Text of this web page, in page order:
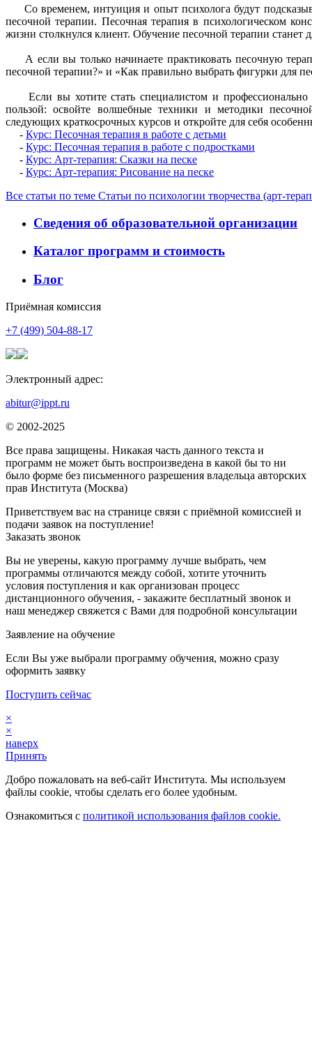
Со временем, интуиция и опыт психолога будут
песочной терапии. Песочная терапия в психологическом
жизни столкнулся клиент. Обучение песочной терапии станет
А если вы только начинаете практиковать песочную
песочной терапии?» и «Как правильно выбрать фигурки для
Если вы хотите стать специалистом и профессионально
пользой: освойте волшебные техники и методики
следующих краткосрочных курсов и откройте для себя
- Курс: Песочная терапия в работе с детьми
- Курс: Песочная терапия в работе с подростками
- Курс: Арт-терапия: Сказки на песке
- Курс: Арт-терапия: Рисование на песке
Все статьи по теме Статьи по психологии творчества (арт-
Сведения об образовательной организации
Каталог программ и стоимость
Блог
Приёмная комиссия
+7 (499) 504-88-17
Электронный адрес:
abitur@ippt.ru
© 2002-2025
Все права защищены. Никакая часть данного текста и
программ не может быть воспроизведена в какой бы то ни
было форме без письменного разрешения владельца авторских
прав Института (Москва)
Приветствуем вас на странице связи с приёмной комиссией и
подачи заявок на поступление!
Заказать звонок
Вы не уверены, какую программу лучше выбрать, чем
программы отличаются между собой, хотите уточнить
условия поступления и как организован процесс
дистанционного обучения, - закажите бесплатный звонок и
наш менеджер свяжется с Вами для подробной консультации
Заявление на обучение
Если Вы уже выбрали программу обучения, можно сразу
оформить заявку
Поступить сейчас
×
×
наверх
Принять
Добро пожаловать на веб-сайт Института. Мы используем
файлы cookie, чтобы сделать его более удобным.
Ознакомиться с политикой использования файлов cookie.